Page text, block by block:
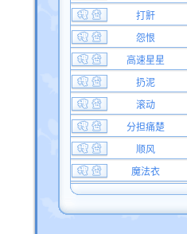
打鼾
怨恨
高速星星
扔泥
滚动
分担痛楚
顺风
魔法衣